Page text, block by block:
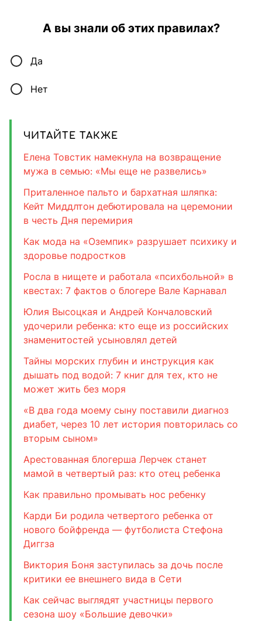
А вы знали об этих правилах?
Да
Нет
ЧИТАЙТЕ ТАКЖЕ
Елена Товстик намекнула на возвращение
мужа в семью: «Мы еще не развелись»
Приталенное пальто и бархатная шляпка:
Кейт Миддлтон дебютировала на церемонии
в честь Дня перемирия
Как мода на «Оземпик» разрушает психику и
здоровье подростков
Росла в нищете и работала «психбольной» в
квестах: 7 фактов о блогере Вале Карнавал
Юлия Высоцкая и Андрей Кончаловский
удочерили ребенка: кто еще из российских
знаменитостей усыновлял детей
Тайны морских глубин и инструкция как
дышать под водой: 7 книг для тех, кто не
может жить без моря
«В два года моему сыну поставили диагноз
диабет, через 10 лет история повторилась со
вторым сыном»
Арестованная блогерша Лерчек станет
мамой в четвертый раз: кто отец ребенка
Как правильно промывать нос ребенку
Карди Би родила четвертого ребенка от
нового бойфренда — футболиста Стефона
Диггза
Виктория Боня заступилась за дочь после
критики ее внешнего вида в Сети
Как сейчас выглядят участницы первого
сезона шоу «Большие девочки»